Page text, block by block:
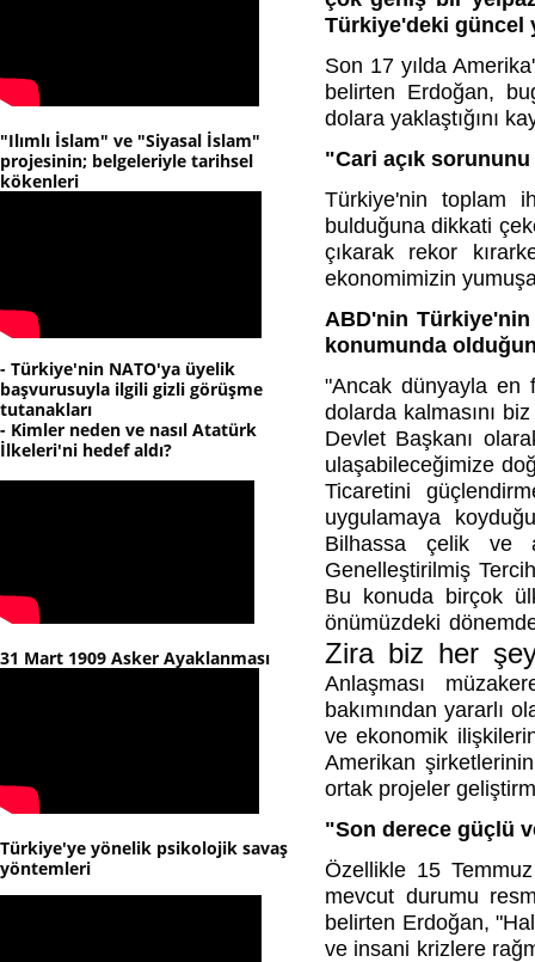
"Ilımlı İslam" ve "Siyasal İslam"
projesinin; belgeleriyle tarihsel
kökenleri
- Türkiye'nin NATO'ya üyelik
başvurusuyla ilgili gizli görüşme
tutanakları
- Kimler neden ve nasıl Atatürk
İlkeleri'ni hedef aldı?
31 Mart 1909 Asker Ayaklanması
Türkiye'ye yönelik psikolojik savaş
yöntemleri
Türkiye'deki güncel
Son 17 yılda
belirten Erdoğan,
dolara yaklaştığını
"Cari açık
Türkiye'nin toplam
bulduğuna dikkati
çıkarak rekor
ekonomimizin
ABD'nin Türkiye'nin
konumunda
"Ancak dünyayla en
dolarda kalmasını
Devlet Başkanı
ulaşabileceğimize
Ticaretini
uygulamaya
Bilhassa çelik ve
Genelleştirilmiş
Bu konuda birçok
önümüzdeki
Zira biz her
Anlaşması
bakımından yararlı
ve ekonomik
Amerikan
ortak projeler
"Son derece güçlü
Özellikle 15
mevcut durumu
belirten Erdoğan,
ve insani krizlere